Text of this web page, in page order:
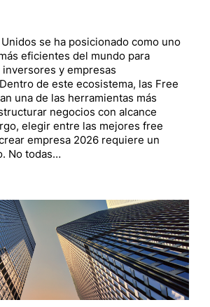
se ha posicionado como uno
eficientes del mundo para
y empresas
de este ecosistema, las Free
una de las herramientas más
negocios con alcance
elegir entre las mejores free
empresa 2026 requiere un
No todas…